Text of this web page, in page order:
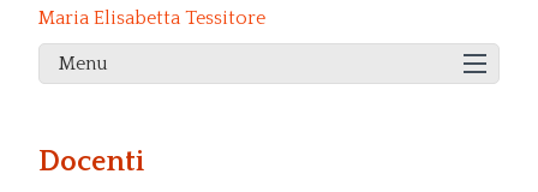
Maria Elisabetta Tessitore
Menu
Docenti